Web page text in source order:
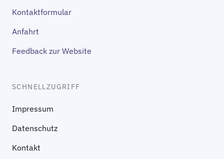
Kontaktformular
Anfahrt
Feedback zur Website
SCHNELLZUGRIFF
Impressum
Datenschutz
Kontakt